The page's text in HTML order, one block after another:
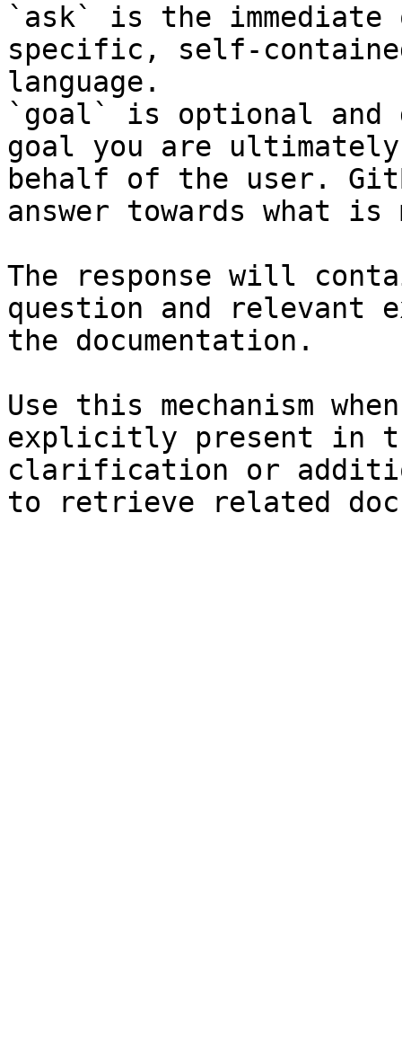
`ask` is the
specific, self-
language.
`goal` is optional and
goal you are
behalf of the user.
answer towards what
The response will
question and relevant
the documentation.
Use this mechanism
explicitly present in
clarification or